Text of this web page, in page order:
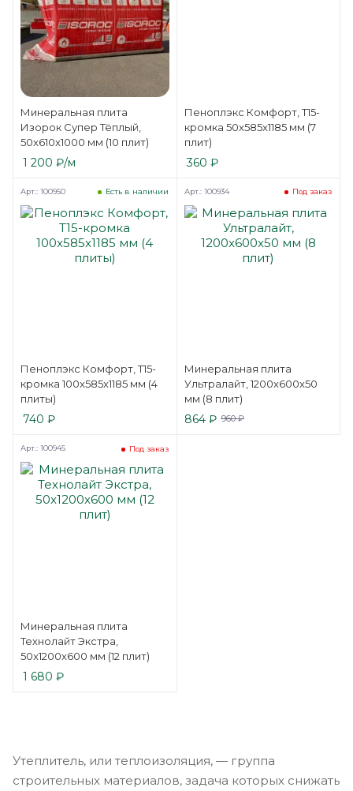
Минеральная плита
Изорок Супер Тёплый,
50x610x1000 мм (10 плит)
1 200 ₽/м
Пеноплэкс Комфорт, Т15-
кромка 50x585x1185 мм (7
плит)
360 ₽
Пеноплэкс Комфорт, Т15-
кромка 100x585x1185 мм (4
плиты)
Есть в наличии
Арт.: 100950
740 ₽
Минеральная плита
Ультралайт, 1200x600x50
мм (8 плит)
Под заказ
Арт.: 100934
864₽ 960₽
Минеральная плита
Технолайт Экстра,
50x1200x600 мм (12 плит)
Под заказ
Арт.: 100945
1 680 ₽
Утеплитель, или теплоизоляция, — группа
строительных материалов, задача которых снижать